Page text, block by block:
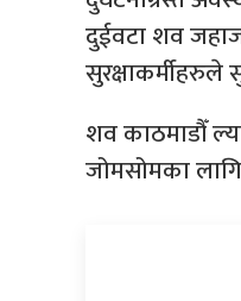
दुईवटा शव
सुरक्षाकर्मीहरुले
शव काठमाडौँ
जोमसोमका